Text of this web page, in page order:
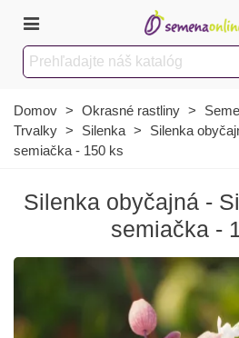
Domov > Okrasné rastliny >
Trvalky > Silenka >
Silenka
semiačka - 150 ks
Silenka obyčajná -
semiačka -